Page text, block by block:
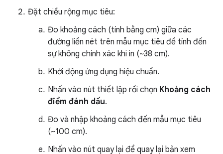
Đặt chiều rộng mục tiêu:
Đo khoảng cách (tính bằng cm) giữa các
đường liền nét trên mẫu mục tiêu để tính đến
sự không chính xác khi in (~38 cm).
Khởi động ứng dụng hiệu chuẩn.
Nhấn vào nút thiết lập rồi chọn Khoảng cách
điểm đánh dấu.
Đo và nhập khoảng cách đến mẫu mục tiêu
(~100 cm).
Nhấn vào nút quay lại để quay lại bản xem